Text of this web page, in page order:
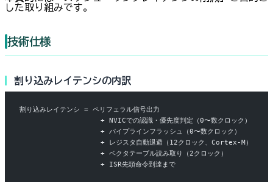
した取り組みです。
技術仕様
割り込みレイテンシの内訳
割り込みレイテンシ = ペリフェラル信号出力
                   + NVICでの認識・優先度判定（0〜数クロック）
                   + パイプラインフラッシュ（0〜数クロック）
                   + レジスタ自動退避（12クロック、Cortex-M）
                   + ベクタテーブル読み取り（2クロック）
                   + ISR先頭命令到達まで